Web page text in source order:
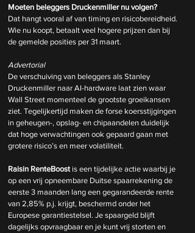
Moeten beleggers Druckenmiller nu volgen?
Dat hangt vooral af van timing en risicobereidheid.
Wie nu koopt, betaalt veel hogere prijzen dan bij
de gemelde posities per 31 maart.
Advertorial
De verschuiving van beleggers als Stanley
Druckenmiller naar AI-hardware laat zien waar
Wall Street momenteel de grootste groeikansen
ziet. Tegelijkertijd maken de forse koersstijgingen
in geheugen-, opslag- en chipaandelen duidelijk
dat hoge verwachtingen ook gepaard gaan met
grotere risico’s en meer volatiliteit.
Raisin RenteBoost is een tijdelijke actie waarbij je
op een vrij opneembare Duitse spaarrekening de
eerste 3 maanden lang een gegarandeerde rente
van 2,85% p.j. krijgt, beschermd onder het
Europese garantiestelsel. Je spaargeld blijft
dagelijks opvraagbaar en je kunt vrij storten en